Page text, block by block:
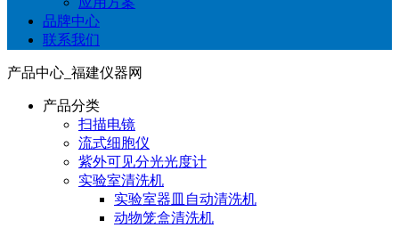
品牌中心
联系我们
产品中心_福建仪器网
产品分类
扫描电镜
流式细胞仪
紫外可见分光光度计
实验室清洗机
实验室器皿自动清洗机
动物笼盒清洗机